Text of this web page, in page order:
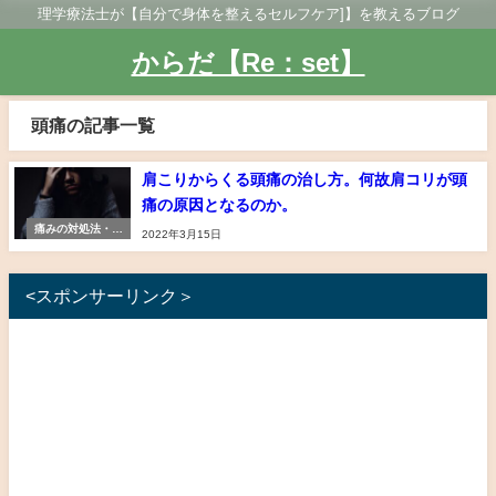
理学療法士が【自分で身体を整えるセルフケア]】を教えるブログ
からだ【Re：set】
頭痛の記事一覧
痛みの対処法・予
肩こりからくる頭痛の治し方。何故肩コリが頭
痛の原因となるのか。
2022年3月15日
<スポンサーリンク＞